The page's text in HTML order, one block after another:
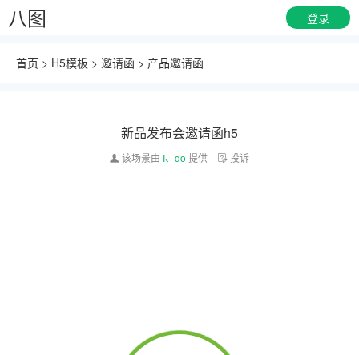
八图 登录
首页 > H5模板 > 邀请函 > 产品邀请函
新品发布会邀请函h5
该场景由 I、do 提供 投诉